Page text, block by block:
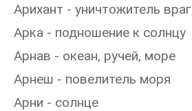
Арихант - уничтожитель
Арка - подношение к солнцу
Арнав - океан, ручей, море
Арнеш - повелитель моря
Арни - солнце